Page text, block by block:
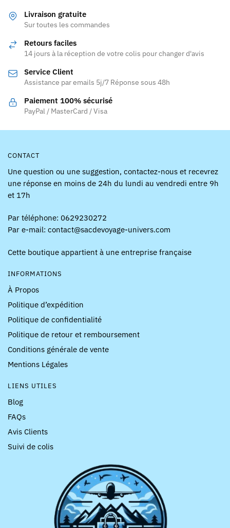
Les
options
peuvent
être
sur
la
page
du
Livraison gratuite
Sur toutes les commandes
Retours faciles
14 jours à la réception de votre colis pour changer d'avis
Service Client
Assistance par emails 5j/7 Réponse sous 48h
Paiement 100% sécurisé
PayPal / MasterCard / Visa
CONTACT
Une question ou une suggestion, contactez-nous et recevrez
une réponse en moins de 24h du lundi au vendredi entre 9h
et 17h
Par téléphone: 0629230272
Par e-mail: contact@sacdevoyage-univers.com
Cette boutique appartient à une entreprise française
INFORMATIONS
À Propos
Politique d’expédition
Politique de confidentialité
Politique de retour et remboursement
Conditions générale de vente
Mentions Légales
LIENS UTILES
Blog
FAQs
Avis Clients
Suivi de colis